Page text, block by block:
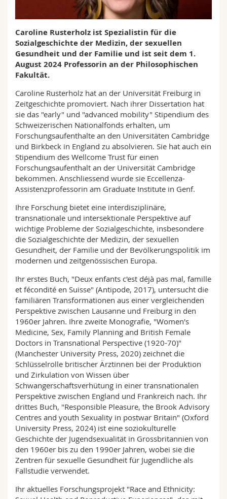
Math.-Nat. und Med. Fak.
Interfakultär
Doktorierende
Vorlesungsverzeichnis
MyUnifr
Caroline Rusterholz ist Spezialistin für die
Sozialgeschichte der Medizin, der sexuellen
Gesundheit und der Familie und ist seit dem 1.
August 2024 Professorin an der Philosophischen
Fakultät.
Caroline Rusterholz hat an der Universität Freiburg in
Zeitgeschichte promoviert. Nach ihrer Dissertation hat
sie das "early" und "advanced mobility" Stipendium des
Schweizerischen Nationalfonds erhalten, um
Forschungsaufenthalte an den Universitäten Cambridge
und Birkbeck in England zu absolvieren. Sie hat auch ein
Stipendium des Wellcome Trust für einen
Forschungsaufenthalt an der Universität Cambridge
bekommen. Anschliessend wurde sie Eccellenza-
Assistenzprofessorin am Graduate Institute in Genf.
Ihre Forschung bietet eine interdisziplinäre,
transnationale und intersektionale Perspektive auf
wichtige Probleme der Sozialgeschichte, insbesondere
die Sozialgeschichte der Medizin, der sexuellen
Gesundheit, der Familie und der Bevölkerungspolitik im
modernen und zeitgenössischen Europa.
Ihr erstes Buch, "Deux enfants c'est déjà pas mal, famille
et fécondité en Suisse" (Antipode, 2017), untersucht die
familiären Transformationen aus einer vergleichenden
Perspektive zwischen Lausanne und Freiburg in den
1960er Jahren. Ihre zweite Monografie, "Women's
Medicine, Sex, Family Planning and British Female
Doctors in Transnational Perspective (1920-70)"
(Manchester University Press, 2020) zeichnet die
Schlüsselrolle britischer Ärztinnen bei der Produktion
und Zirkulation von Wissen über
Schwangerschaftsverhütung in einer transnationalen
Perspektive zwischen England und Frankreich nach. Ihr
drittes Buch, "Responsible Pleasure, the Brook Advisory
Centres and youth Sexuality in postwar Britain" (Oxford
University Press, 2024) ist eine soziokulturelle
Geschichte der Jugendsexualität in Grossbritannien von
den 1960er bis zu den 1990er Jahren, wobei sie die
Zentren für sexuelle Gesundheit für Jugendliche als
Fallstudie verwendet.
Ihr aktuelles Forschungsprojekt "Race and Ethnicity: